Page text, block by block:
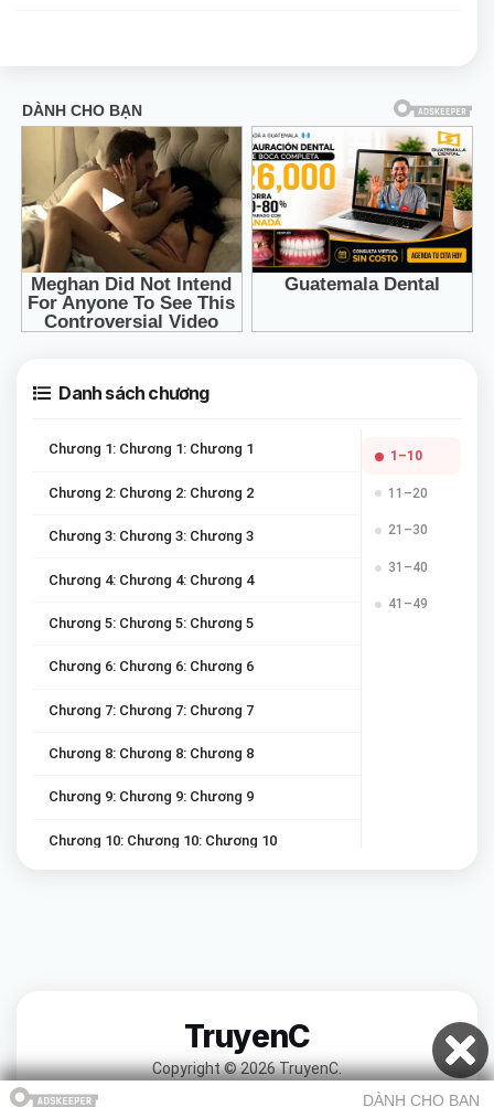
Danh sách chương
Chương 1: Chương 1: Chương 1
Chương 2: Chương 2: Chương 2
Chương 3: Chương 3: Chương 3
Chương 4: Chương 4: Chương 4
Chương 5: Chương 5: Chương 5
Chương 6: Chương 6: Chương 6
Chương 7: Chương 7: Chương 7
Chương 8: Chương 8: Chương 8
Chương 9: Chương 9: Chương 9
Chương 10: Chương 10: Chương 10
Chương 15: Chương 15: Chương 15
Chương 16: Chương 16: Chương 16
1–10
11–20
21–30
31–40
41–49
TruyenC
Copyright © 2026 TruyenC.